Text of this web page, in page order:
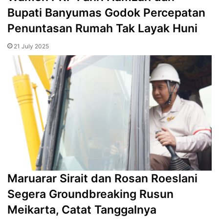
Bupati Banyumas Godok Percepatan
Penuntasan Rumah Tak Layak Huni
21 July 2025
Maruarar Sirait dan Rosan Roeslani
Segera Groundbreaking Rusun
Meikarta, Catat Tanggalnya